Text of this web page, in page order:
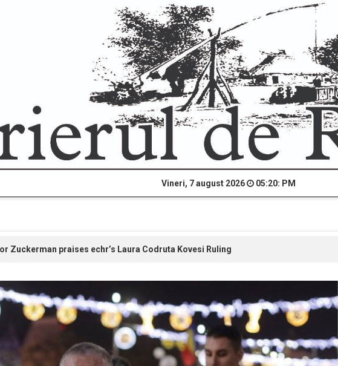
Vineri, 7 august 2026 05:20: PM
Zuckerman praises echr’s Laura Codruta Kovesi Ruling